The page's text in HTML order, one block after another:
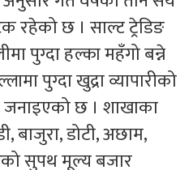
रहेको छ । साल्ट ट्रेडिङ
पुग्दा हल्का महँगो बन्ने
पुग्दा खुद्रा व्यापारीको
जनाइएको छ । शाखाका
बाजुरा, डोटी, अछाम,
सुपथ मूल्य बजार